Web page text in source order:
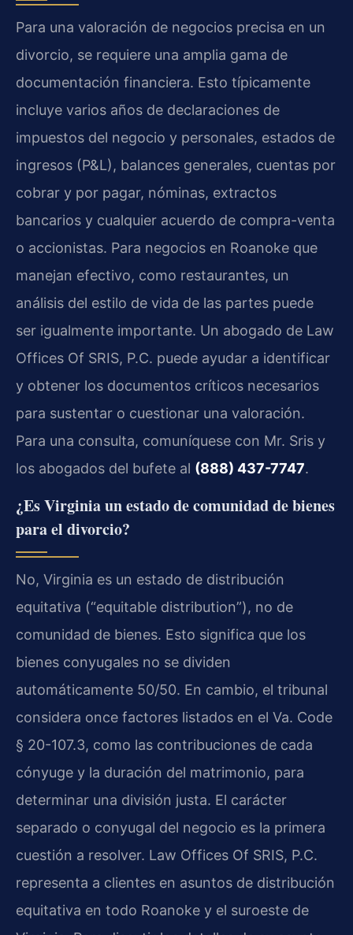
Para una valoración de negocios precisa en un
divorcio, se requiere una amplia gama de
documentación financiera. Esto típicamente
incluye varios años de declaraciones de
impuestos del negocio y personales, estados de
ingresos (P&L), balances generales, cuentas por
cobrar y por pagar, nóminas, extractos
bancarios y cualquier acuerdo de compra-venta
o accionistas. Para negocios en Roanoke que
manejan efectivo, como restaurantes, un
análisis del estilo de vida de las partes puede
ser igualmente importante. Un abogado de Law
Offices Of SRIS, P.C. puede ayudar a identificar
y obtener los documentos críticos necesarios
para sustentar o cuestionar una valoración.
Para una consulta, comuníquese con Mr. Sris y
los abogados del bufete al (888) 437-7747.
¿Es Virginia un estado de comunidad de bienes
para el divorcio?
No, Virginia es un estado de distribución
equitativa (“equitable distribution”), no de
comunidad de bienes. Esto significa que los
bienes conyugales no se dividen
automáticamente 50/50. En cambio, el tribunal
considera once factores listados en el Va. Code
§ 20-107.3, como las contribuciones de cada
cónyuge y la duración del matrimonio, para
determinar una división justa. El carácter
separado o conyugal del negocio es la primera
cuestión a resolver. Law Offices Of SRIS, P.C.
representa a clientes en asuntos de distribución
equitativa en todo Roanoke y el suroeste de